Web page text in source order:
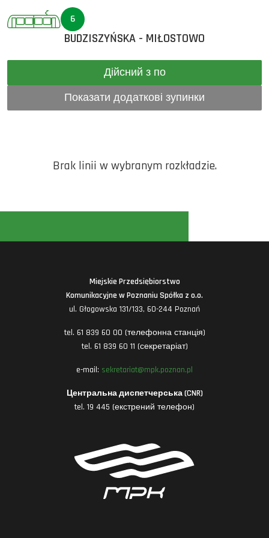
6
BUDZISZYŃSKA - MIŁOSTOWO
Дійсний з по
Показати додаткові зупинки
Brak linii w wybranym rozkładzie.
Miejskie Przedsiębiorstwo
Komunikacyjne w Poznaniu Spółka z o.o.
ul. Głogowska 131/133, 60-244 Poznań
tel. 61 839 60 00 (телефонна станція)
tel. 61 839 60 11 (секретаріат)
e-mail: sekretariat@mpk.poznan.pl
Центральна диспетчерська (CNR)
tel. 19 445 (екстрений телефон)